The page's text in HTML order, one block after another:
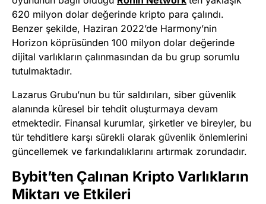
620 milyon dolar değerinde kripto para çalındı.
Benzer şekilde, Haziran 2022’de Harmony’nin
Horizon köprüsünden 100 milyon dolar değerinde
dijital varlıkların çalınmasından da bu grup sorumlu
tutulmaktadır.
Lazarus Grubu’nun bu tür saldırıları, siber güvenlik
alanında küresel bir tehdit oluşturmaya devam
etmektedir. Finansal kurumlar, şirketler ve bireyler, bu
tür tehditlere karşı sürekli olarak güvenlik önlemlerini
güncellemek ve farkındalıklarını artırmak zorundadır.
Bybit’ten Çalınan Kripto Varlıkların
Miktarı ve Etkileri